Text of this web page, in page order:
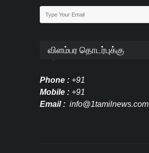
விளம்பர தொடர்புக்கு
Phone : +91
Mobile : +91
Email : info@1tamilnews.com